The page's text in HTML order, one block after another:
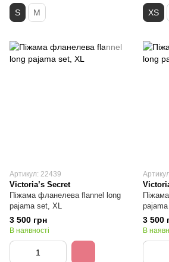
S M XS
Артикул: 22439
Victoria’s Secret
Піжама фланелева flannel long
pajama set, XL
3 500 грн
В наявності
3 500
В